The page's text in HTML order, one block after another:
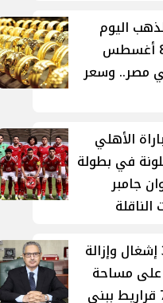
اليوم
السبت 8 أغسطس
في مصر.. وسعر
الأهلي
في بطولة
جامبر
الناقلة
رفع 304 إشغال وإزالة
على مساحة
فدان و7 قراريط ببنى